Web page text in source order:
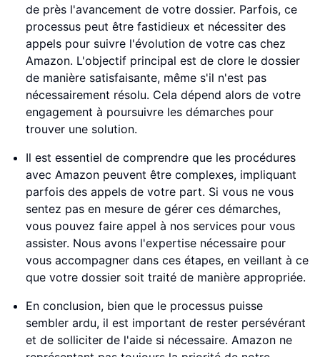
de près l'avancement de votre dossier. Parfois, ce
processus peut être fastidieux et nécessiter des
appels pour suivre l'évolution de votre cas chez
Amazon. L'objectif principal est de clore le dossier
de manière satisfaisante, même s'il n'est pas
nécessairement résolu. Cela dépend alors de votre
engagement à poursuivre les démarches pour
trouver une solution.
Il est essentiel de comprendre que les procédures
avec Amazon peuvent être complexes, impliquant
parfois des appels de votre part. Si vous ne vous
sentez pas en mesure de gérer ces démarches,
vous pouvez faire appel à nos services pour vous
assister. Nous avons l'expertise nécessaire pour
vous accompagner dans ces étapes, en veillant à ce
que votre dossier soit traité de manière appropriée.
En conclusion, bien que le processus puisse
sembler ardu, il est important de rester persévérant
et de solliciter de l'aide si nécessaire. Amazon ne